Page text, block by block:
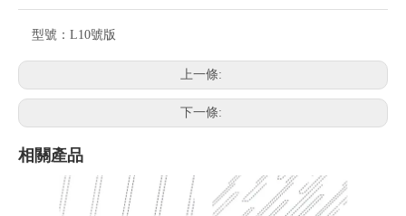
型號： L10號版
上一條:
下一條:
相關產品